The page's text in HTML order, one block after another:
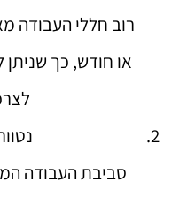
רוב חללי העבודה
או חודש, כך
סביבת העבודה